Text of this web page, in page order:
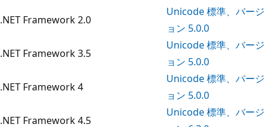
.NET Framework 2.0
Unicode 標準、バージ
ョン 5.0.0
.NET Framework 3.5
Unicode 標準、バージ
ョン 5.0.0
.NET Framework 4
Unicode 標準、バージ
ョン 5.0.0
.NET Framework 4.5
Unicode 標準、バージ